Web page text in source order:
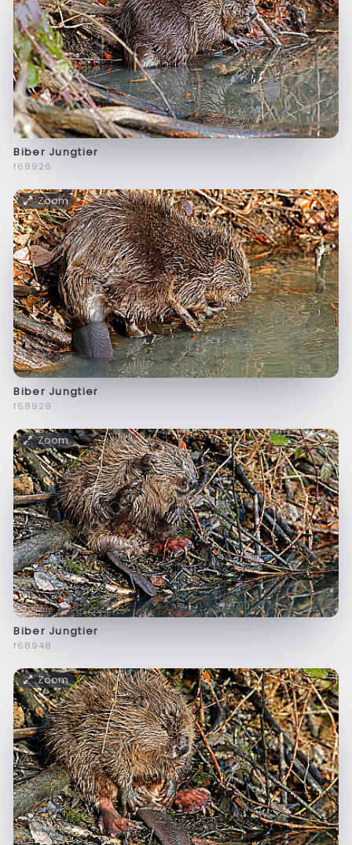
Biber Jungtier
f68926
Zoom
Biber Jungtier
f68929
Zoom
Biber Jungtier
f68948
Zoom